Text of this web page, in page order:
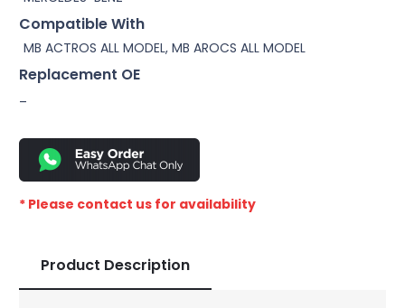
Compatible With
MB ACTROS ALL MODEL, MB AROCS ALL MODEL
Replacement OE
–
* Please contact us for availability
Product Description